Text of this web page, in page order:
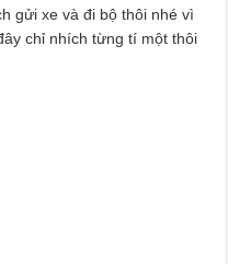
gửi xe và đi bộ thôi nhé vì
chỉ nhích từng tí một thôi